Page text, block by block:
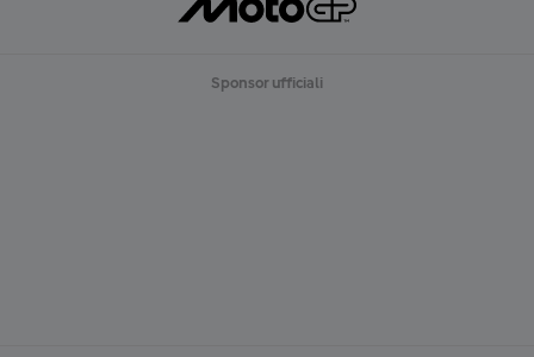
Sponsor ufficiali